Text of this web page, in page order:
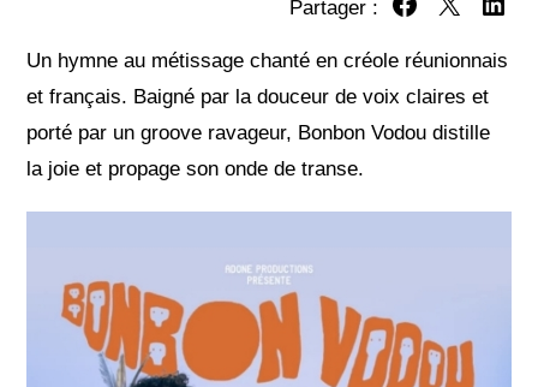
Partager :
Partager sur
Partager
Un hymne au métissage chanté en créole réunionnais
et français. Baigné par la douceur de voix claires et
porté par un groove ravageur, Bonbon Vodou distille
la joie et propage son onde de transe.